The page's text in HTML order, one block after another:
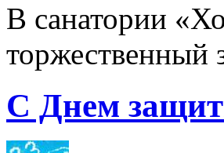
В санатории
торжественный
С Днем